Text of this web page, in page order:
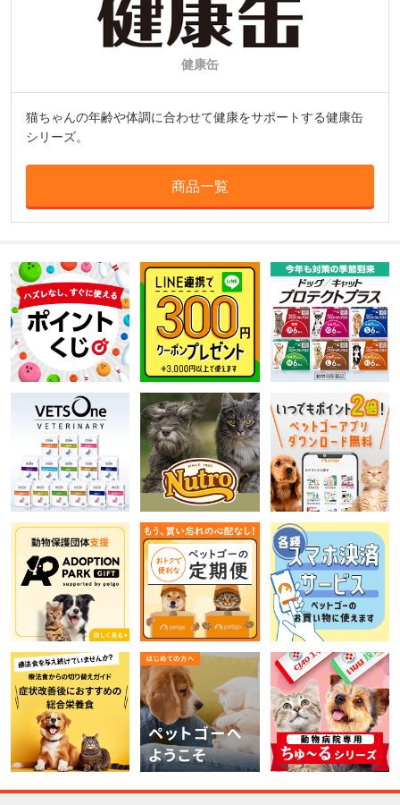
健康缶
猫ちゃんの年齢や体調に合わせて健康をサポートする健康缶
シリーズ。
商品一覧